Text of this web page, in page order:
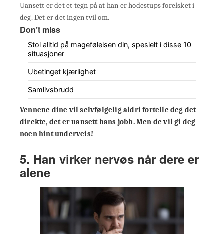
Uansett er det et tegn på at han er hodestups forelsket i
deg. Det er det ingen tvil om.
Don’t miss
Stol alltid på magefølelsen din, spesielt i disse 10
situasjoner
Ubetinget kjærlighet
Samlivsbrudd
Vennene dine vil selvfølgelig aldri fortelle deg det
direkte, det er uansett hans jobb. Men de vil gi deg
noen hint underveis!
5. Han virker nervøs når dere er
alene